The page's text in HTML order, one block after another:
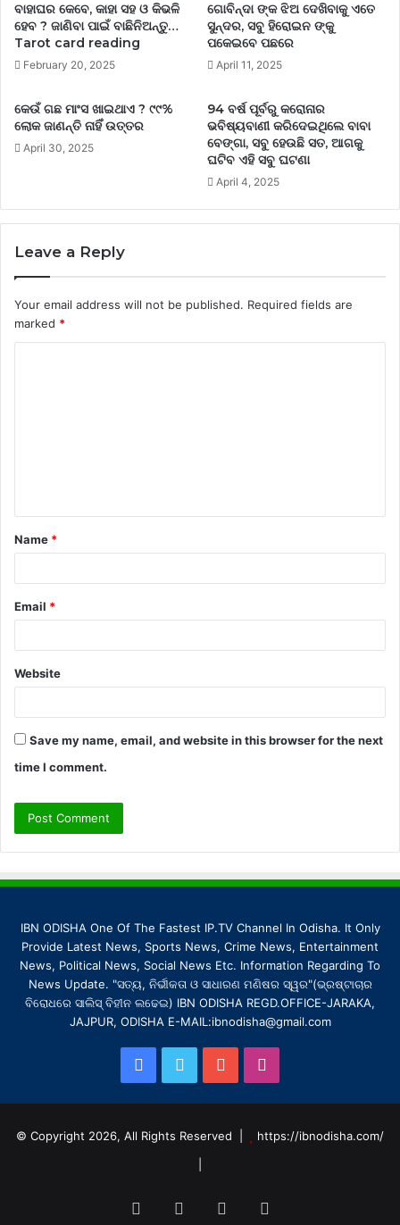
ବାହାଘର କେବେ, କାହା ସହ ଓ କିଭଳି
ହେବ ? ଜାଣିବା ପାଇଁ ବାଛିନିଅନ୍ତୁ…
Tarot card reading
February 20, 2025
ଗୋବିନ୍ଦା ଙ୍କ ଝିଅ ଦେଖିବାକୁ ଏତେ
ସୁନ୍ଦର, ସବୁ ହିରୋଇନ ଙ୍କୁ
ପକେଇବେ ପଛରେ
April 11, 2025
କେଉଁ ଗଛ ମାଂସ ଖାଇଥାଏ ? ୯୯%
ଲୋକ ଜାଣନ୍ତି ନାହିଁ ଉତ୍ତର
April 30, 2025
94 ବର୍ଷ ପୂର୍ବରୁ କରୋନାର
ଭବିଷ୍ୟବାଣୀ କରିଦେଇଥିଲେ ବାବା
ବେଙ୍ଗା, ସବୁ ହେଉଛି ସତ, ଆଗକୁ
ଘଟିବ ଏହି ସବୁ ଘଟଣା
April 4, 2025
Leave a Reply
Your email address will not be published. Required fields are
marked *
t
*
Name *
Email *
Website
Save my name, email, and website in this browser for the next
time I comment.
IBN ODISHA One Of The Fastest IP.TV Channel In Odisha. It Only
Provide Latest News, Sports News, Crime News, Entertainment
News, Political News, Social News Etc. Information Regarding To
News Update. "ସତ୍ୟ, ନିର୍ଭୀକତା ଓ ସାଧାରଣ ମଣିଷର ସ୍ୱର"(ଭ୍ରଷ୍ଟାଚାର
ବିରୋଧରେ ସାଲିସ୍ ବିହୀନ ଲଢେଇ) IBN ODISHA REGD.OFFICE-JARAKA,
JAJPUR, ODISHA E-MAIL:ibnodisha@gmail.com
Facebook
Twitter YouTube
© Copyright 2026, All Rights Reserved |
https://ibnodisha.com/
FacebookTwitter YouTube